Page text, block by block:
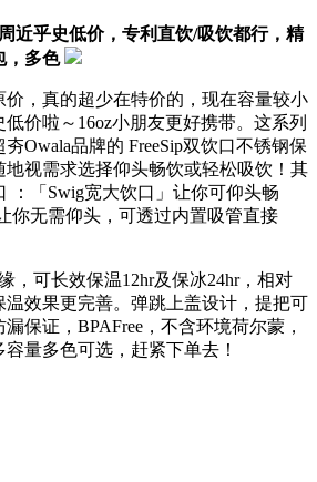
近乎史低价，专利直饮/吸饮都行，精
，多色
，真的超少在特价的，现在容量较小
价啦～16oz小朋友更好携带。这系列
Owala品牌的 FreeSip双饮口不锈钢保
视需求选择仰头畅饮或轻松吸饮！其
：「Swig宽大饮口」让你可仰头畅
你无需仰头，可透过内置吸管直接
，可长效保温12hr及保冰24hr，相对
效果更完善。弹跳上盖设计，提把可
保证，BPAFree，不含环境荷尔蒙，
量多色可选，赶紧下单去！